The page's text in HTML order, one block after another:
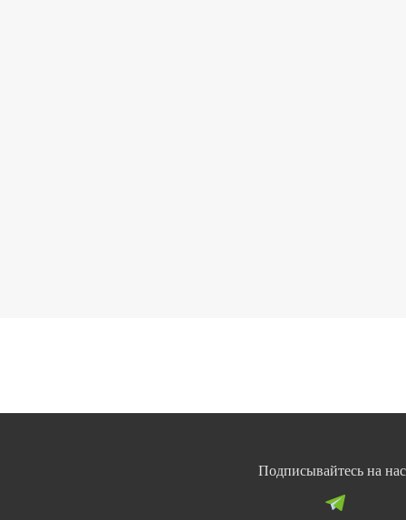
Подписывайтесь на нас